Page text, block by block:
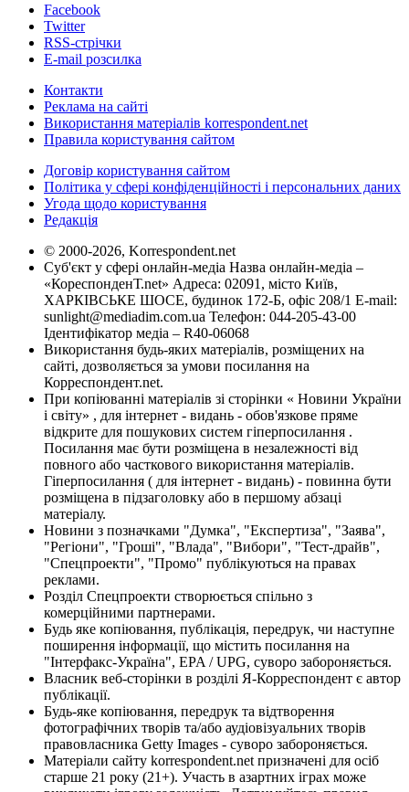
Facebook
Twitter
RSS-стрічки
E-mail розсилка
Контакти
Реклама на сайті
Використання матеріалів korrespondent.net
Правила користування сайтом
Договір користування сайтом
Політика у сфері конфіденційності і персональних даних
Угода щодо користування
Редакція
© 2000-2026, Korrespondent.net
Суб'єкт у сфері онлайн-медіа Назва онлайн-медіа –
«КореспонденТ.net» Адреса: 02091, місто Київ,
ХАРКІВСЬКЕ ШОСЕ, будинок 172-Б, офіс 208/1 E-mail:
sunlight@mediadim.com.ua Телефон: 044-205-43-00
Ідентифікатор медіа – R40-06068
Використання будь-яких матеріалів, розміщених на
сайті, дозволяється за умови посилання на
Корреспондент.net.
При копіюванні матеріалів зі сторінки « Новини України
і світу» , для інтернет - видань - обов'язкове пряме
відкрите для пошукових систем гіперпосилання .
Посилання має бути розміщена в незалежності від
повного або часткового використання матеріалів.
Гіперпосилання ( для інтернет - видань) - повинна бути
розміщена в підзаголовку або в першому абзаці
матеріалу.
Новини з позначками "Думка", "Експертиза", "Заява",
"Регіони", "Гроші", "Влада", "Вибори", "Тест-драйв",
"Спецпроекти", "Промо" публікуються на правах
реклами.
Розділ Спецпроекти створюється спільно з
комерційними партнерами.
Будь яке копіювання, публікація, передрук, чи наступне
поширення інформації, що містить посилання на
"Інтерфакс-Україна", EPA / UPG, суворо забороняється.
Власник веб-сторінки в розділі Я-Корреспондент є автор
публікації.
Будь-яке копіювання, передрук та відтворення
фотографічних творів та/або аудіовізуальних творів
правовласника Getty Images - суворо забороняється.
Матеріали сайту korrespondent.net призначені для осіб
старше 21 року (21+). Участь в азартних іграх може